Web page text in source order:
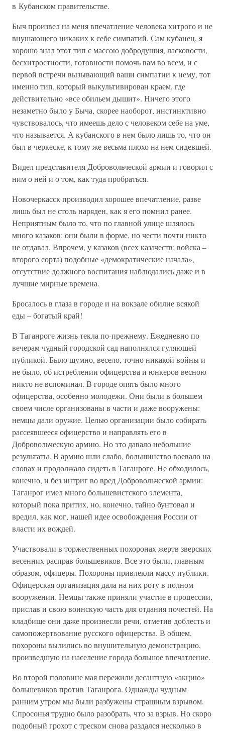
в Кубанском правительстве.
Быч произвел на меня впечатление человека хитрого и не
внушающего никаких к себе симпатий. Сам кубанец, я
хорошо знал этот тип с массою добродушия, ласковости,
бесхитростности, готовности помочь вам во всем, и с
первой встречи вызывающий ваши симпатии к нему, тот
именно тип, который выкультивирован краем, где
действительно «все обильем дышит». Ничего этого
незаметно было у Быча, скорее наоборот, инстинктивно
чувствовалось, что имеешь дело с человеком себе на уме,
что называется. А кубанского в нем было лишь то, что он
был в черкеске, к тому же весьма плохо на нем сидевшей.
Видел представителя Добровольческой армии и говорил с
ним о ней и о том, как туда пробраться.
Новочеркасск производил хорошее впечатление, разве
лишь был не столь наряден, как я его помнил ранее.
Неприятным было то, что по главной улице шлялось
много казаков: они были в форме, но чести почти никто
не отдавал. Впрочем, у казаков (всех казачеств; войска –
второго сорта) подобные «демократические начала»,
отсутствие должного воспитания наблюдались даже и в
лучшие мирные времена.
Бросалось в глаза в городе и на вокзале обилие всякой
еды – богатый край!
В Таганроге жизнь текла по-прежнему. Ежедневно по
вечерам чудный городской сад наполнялся гуляющей
публикой. Было шумно, весело, точно никакой войны и
не было, об истреблении офицерства и юнкеров весною
никто не вспоминал. В городе опять было много
офицерства, особенно молодежи. Они были в большем
своем числе организованы в части и даже вооружены:
немцы дали оружие. Целью организации было собирать
рассеявшееся офицерство и направлять его в
Добровольческую армию. Но это давало небольшие
результаты. В армию шли слабо, большинство воевало на
словах и продолжало сидеть в Таганроге. Не обходилось,
конечно, и без интриг во вред Добровольческой армии:
Таганрог имел много большевистского элемента,
который пока притих, но, конечно, тайно бунтовал и
вредил, как мог, нашей идее освобождения России от
власти их вождей.
Участвовали в торжественных похоронах жертв зверских
весенних расправ большевиков. Все это были, главным
образом, офицеры. Похороны привлекли массу публики.
Офицерская организация дала на них роту в полном
вооружении. Немцы также приняли участие в процессии,
прислав и свою воинскую часть для отдания почестей. На
кладбище они даже произнесли речи, отметив доблесть и
самопожертвование русского офицерства. В общем,
похороны вылились во внушительную демонстрацию,
произведшую на население города большое впечатление.
Во второй половине мая пережили десантную «акцию»
большевиков против Таганрога. Однажды чудным
ранним утром мы были разбужены страшным взрывом.
Спросонья трудно было разобрать, что за взрыв. Но скоро
подобный грохот с треском снова раздался несколько в